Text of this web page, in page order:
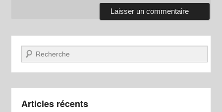
Recherche
Articles récents